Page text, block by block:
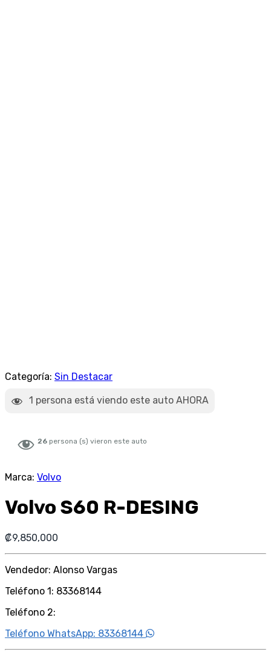
Categoría: Sin Destacar
1 persona está viendo este auto AHORA
26 persona (s) vieron este auto
Marca: Volvo
Volvo S60 R-DESING
₡9,850,000
Vendedor: Alonso Vargas
Teléfono 1: 83368144
Teléfono 2:
Teléfono WhatsApp: 83368144